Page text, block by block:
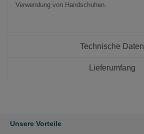
Verwendung von Handschuhen.
Technische Daten
Lieferumfang
Unsere Vorteile